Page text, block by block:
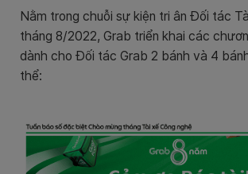
Nằm trong chuỗi sự kiện tri ân Đối tác
tháng 8/2022, Grab triển khai các
dành cho Đối tác Grab 2 bánh và 4
thể: